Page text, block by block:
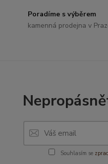
Poradíme s výběrem
kamenná prodejna v
Souhlasím se